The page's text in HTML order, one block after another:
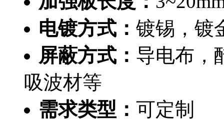
电镀方式： 镀锡，镀
屏蔽方式： 导电布，
吸波材等
需求类型： 可定制